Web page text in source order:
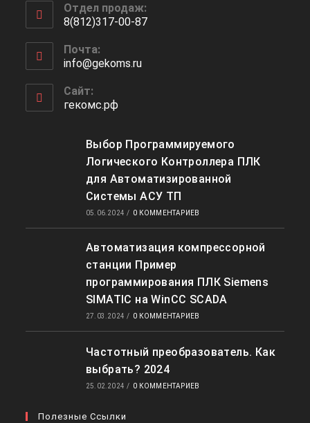
Отдел продаж:
8(812)317-00-87
Почта:
info@gekoms.ru
Сайт:
гекомс.рф
Выбор Программируемого
Логического Контроллера ПЛК
для Автоматизированной
Системы АСУ ТП
05.06.2024 / 0 КОММЕНТАРИЕВ
Автоматизация компрессорной
станции Пример
программирования ПЛК Siemens
SIMATIC на WinCC SCADA
27.03.2024 / 0 КОММЕНТАРИЕВ
Частотный преобразователь. Как
выбрать? 2024
25.02.2024 / 0 КОММЕНТАРИЕВ
Полезные Ссылки